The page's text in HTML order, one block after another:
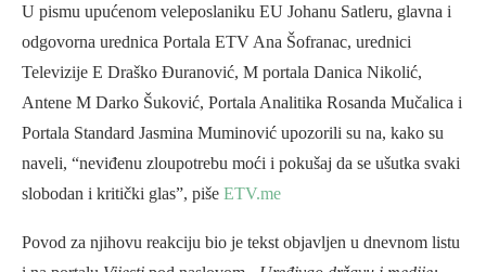
U pismu upućenom veleposlaniku EU Johanu Satleru, glavna i
odgovorna urednica Portala ETV Ana Šofranac, urednici
Televizije E Draško Đuranović, M portala Danica Nikolić,
Antene M Darko Šuković, Portala Analitika Rosanda Mučalica i
Portala Standard Jasmina Muminović upozorili su na, kako su
naveli, “neviđenu zloupotrebu moći i pokušaj da se ušutka svaki
slobodan i kritički glas”, piše ETV.me
Povod za njihovu reakciju bio je tekst objavljen u dnevnom listu